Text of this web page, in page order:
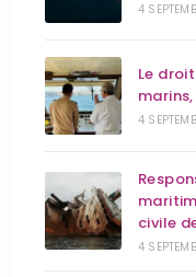
4
Le
4
civile
4